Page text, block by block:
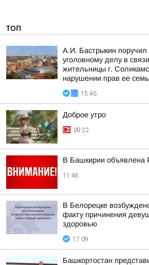
ТОП
А.И. Бастрыкин
уголовному делу в
жительницы г.
нарушении прав ее
15:46
Доброе утро
09:22
В Башкирии объявлена
11:48
В Белорецке
факту причинения
здоровью
17:09
Башкортостан